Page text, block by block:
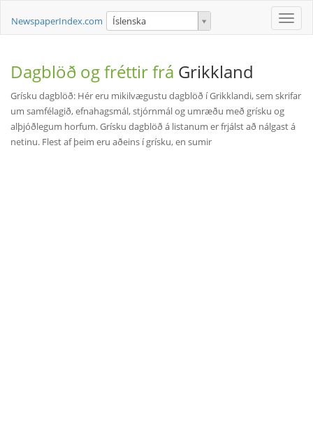
Toggle
NewspaperIndex.com Íslenska
Dagblöð og fréttir frá Grikkland
Grísku dagblöð: Hér eru mikilvægustu dagblöð í Grikklandi, sem skrifar
um samfélagið, efnahagsmál, stjórnmál og umræðu með grísku og
alþjóðlegum horfum. Grísku dagblöð á listanum er frjálst að nálgast á
netinu. Flest af þeim eru aðeins í grísku, en sumir